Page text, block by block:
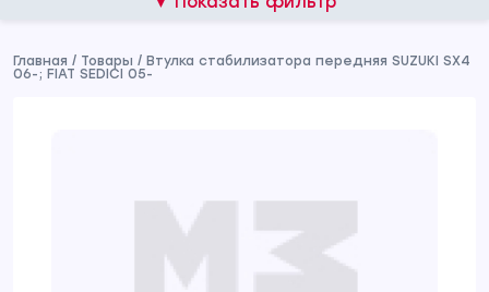
Главная / Товары / Втулка стабилизатора передняя SUZUKI SX4
06-; FIAT SEDICI 05-